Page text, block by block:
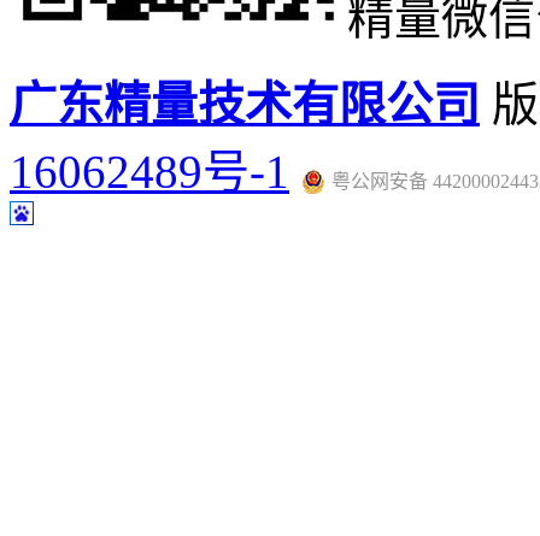
精量微
广东精量技术有限公司
16062489号-1
粤公网安备